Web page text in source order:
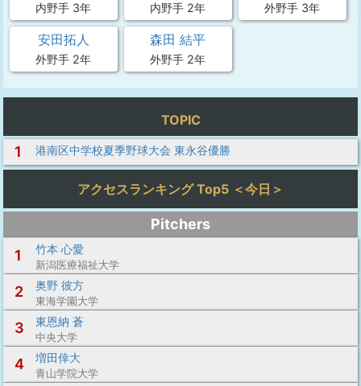
内野手 3年 内野手 2年 外野手 3年
安田拓人
外野手 2年
森田 結平
外野手 2年
TOPIC
1 港南区中学校夏季野球大会 東永谷優勝
アクセスランキング Top5 ＜今日＞
Pitchers
1
竹本 心愛
新潟医療福祉大学
2 奥野 彼方
東海学園大学
3 東恩納 蒼
中央大学
4 増田倖大
青山学院大学